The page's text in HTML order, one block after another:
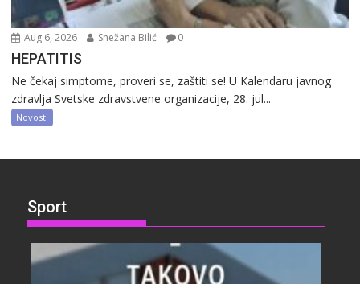
Aug 6, 2026 Snežana Bilić 0
HEPATITIS
Ne čekaj simptome, proveri se, zaštiti se! U Kalendaru javnog
zdravlja Svetske zdravstvene organizacije, 28. jul...
Novosti
Sport